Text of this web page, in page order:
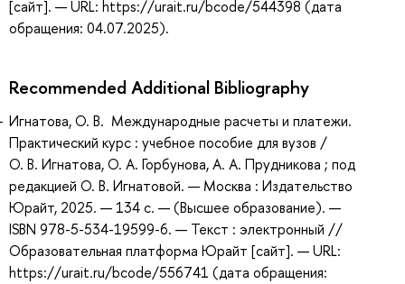
[сайт]. — URL: https://urait.ru/bcode/544398 (дата
обращения: 04.07.2025).
Recommended Additional Bibliography
Игнатова, О. В. Международные расчеты и платежи.
Практический курс : учебное пособие для вузов /
О. В. Игнатова, О. А. Горбунова, А. А. Прудникова ; под
редакцией О. В. Игнатовой. — Москва : Издательство
Юрайт, 2025. — 134 с. — (Высшее образование). —
ISBN 978-5-534-19599-6. — Текст : электронный //
Образовательная платформа Юрайт [сайт]. — URL:
https://urait.ru/bcode/556741 (дата обращения: